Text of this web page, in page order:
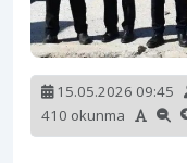
15.05.2026 09:45
410 okunma